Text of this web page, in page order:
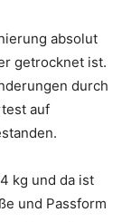
absolut
getrocknet ist.
durch
auf
kg und da ist
und Passform